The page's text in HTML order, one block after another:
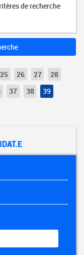
de recherche
25 26 27
28
37 38 39